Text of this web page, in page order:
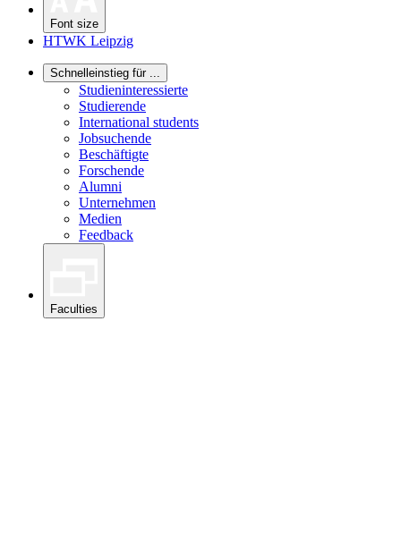
Font size
HTWK Leipzig
Schnelleinstieg für ...
Studieninteressierte
Studierende
International students
Jobsuchende
Beschäftigte
Forschende
Alumni
Unternehmen
Medien
Feedback
Faculties